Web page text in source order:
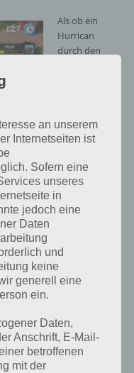
Als ob ein
Hurrican
durch den
könnt ihr in
der App Cows
hinterlassen.
Und das ist
viel Gras
die du in einer
du durch
anderem auch den
Verwüstung. Die
Kühe gegen die Schafe
weitere Objekte und
Zeit die Mähfläche
Objekte aufsammeln,
an unserem
Internetseiten ist
Sofern eine
unseres
in
jedoch eine
Daten
und
keine
generell eine
ein.
Daten,
Anschrift, E-Mail-
betroffenen
mit der